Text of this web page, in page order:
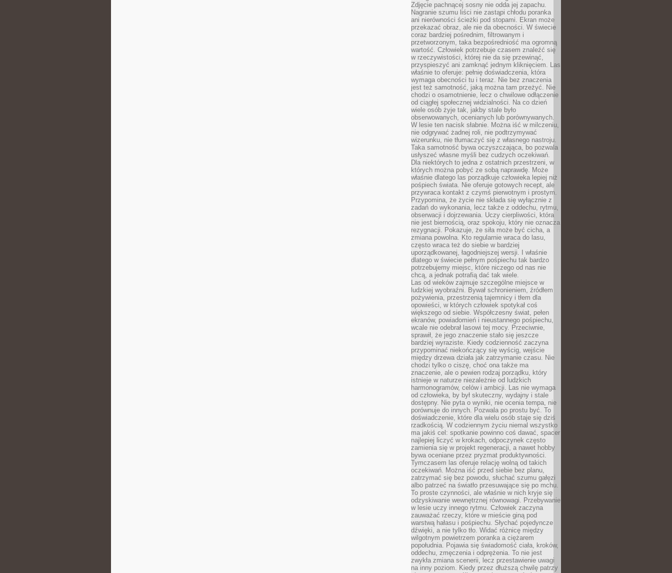
Zdjęcie pachnącej sosny nie odda jej zapachu.
Nagranie szumu liści nie zastąpi chłodu poranka
ani nierówności ścieżki pod stopami. Ekran może
przekazać obraz, ale nie da obecności. W świecie
coraz bardziej pośrednim, filtrowanym i
przetworzonym, taka bezpośredniość ma ogromną
wartość. Człowiek potrzebuje czasem znaleźć się
w rzeczywistości, której nie da się przewinąć,
przyspieszyć ani zamknąć jednym kliknięciem. Las
właśnie to oferuje: pełnię doświadczenia, która
wymaga obecności tu i teraz. Nie bez znaczenia
jest też samotność, jaką można tam przeżyć. Nie
chodzi o osamotnienie, lecz o chwilowe odłączenie
od ciągłej społecznej widzialności. Na co dzień
wiele osób żyje tak, jakby stale było
obserwowanych, ocenianych lub porównywanych.
W lesie ten nacisk słabnie. Można iść w milczeniu,
nie odgrywać żadnej roli, nie podtrzymywać
wizerunku, nie tłumaczyć się z własnego nastroju.
Taka samotność bywa oczyszczająca, bo pozwala
usłyszeć własne myśli bez cudzych oczekiwań.
Dla niektórych to jedna z ostatnich przestrzeni, w
których można pobyć ze sobą naprawdę. Może
właśnie dlatego las porządkuje człowieka lepiej niż
pośpiech świata. Nie oferuje gotowych recept, ale
przywraca kontakt z czymś pierwotnym i prostym.
Przypomina, że życie nie składa się wyłącznie z
zadań do wykonania, lecz także z oddechu, rytmu,
obserwacji i dojrzewania. Uczy cierpliwości, która
nie jest biernością, oraz spokoju, który nie oznacza
rezygnacji. Pokazuje, że siła może być cicha, a
zmiana powolna. Kto regularnie wraca do lasu,
często wraca też do siebie w bardziej
uporządkowanej, łagodniejszej wersji. I właśnie
dlatego w świecie pełnym pośpiechu tak bardzo
potrzebujemy miejsc, które niczego od nas nie
chcą, a jednak potrafią dać tak wiele.
Las od wieków zajmuje szczególne miejsce w
ludzkiej wyobraźni. Bywał schronieniem, źródłem
pożywienia, przestrzenią tajemnicy i tłem dla
opowieści, w których człowiek spotykał coś
większego od siebie. Współczesny świat, pełen
ekranów, powiadomień i nieustannego pośpiechu,
wcale nie odebrał lasowi tej mocy. Przeciwnie,
sprawił, że jego znaczenie stało się jeszcze
bardziej wyraziste. Kiedy codzienność zaczyna
przypominać niekończący się wyścig, wejście
między drzewa działa jak zatrzymanie czasu. Nie
chodzi tylko o ciszę, choć ona także ma
znaczenie, ale o pewien rodzaj porządku, który
istnieje w naturze niezależnie od ludzkich
harmonogramów, celów i ambicji. Las nie wymaga
od człowieka, by był skuteczny, wydajny i stale
dostępny. Nie pyta o wyniki, nie ocenia tempa, nie
porównuje do innych. Pozwala po prostu być. To
doświadczenie, które dla wielu osób staje się dziś
rzadkością. W codziennym życiu niemal wszystko
ma jakiś cel: spotkanie powinno coś dawać, spacer
najlepiej liczyć w krokach, odpoczynek często
zamienia się w projekt regeneracji, a nawet hobby
bywa oceniane przez pryzmat produktywności.
Tymczasem las oferuje relację wolną od takich
oczekiwań. Można iść przed siebie bez planu,
zatrzymać się bez powodu, słuchać szumu gałęzi
albo patrzeć na światło przesuwające się po mchu.
To proste czynności, ale właśnie w nich kryje się
odzyskiwanie wewnętrznej równowagi. Przebywanie
w lesie uczy innego rytmu. Człowiek zaczyna
zauważać rzeczy, które w mieście giną pod
warstwą hałasu i pośpiechu. Słychać pojedyncze
dźwięki, a nie tylko tło. Widać różnicę między
wilgotnym powietrzem poranka a ciężarem
popołudnia. Pojawia się świadomość ciała, kroków,
oddechu, zmęczenia i odprężenia. To nie jest
zwykła zmiana scenerii, lecz przestawienie uwagi
na inny poziom. Kiedy przez dłuższą chwilę patrzy